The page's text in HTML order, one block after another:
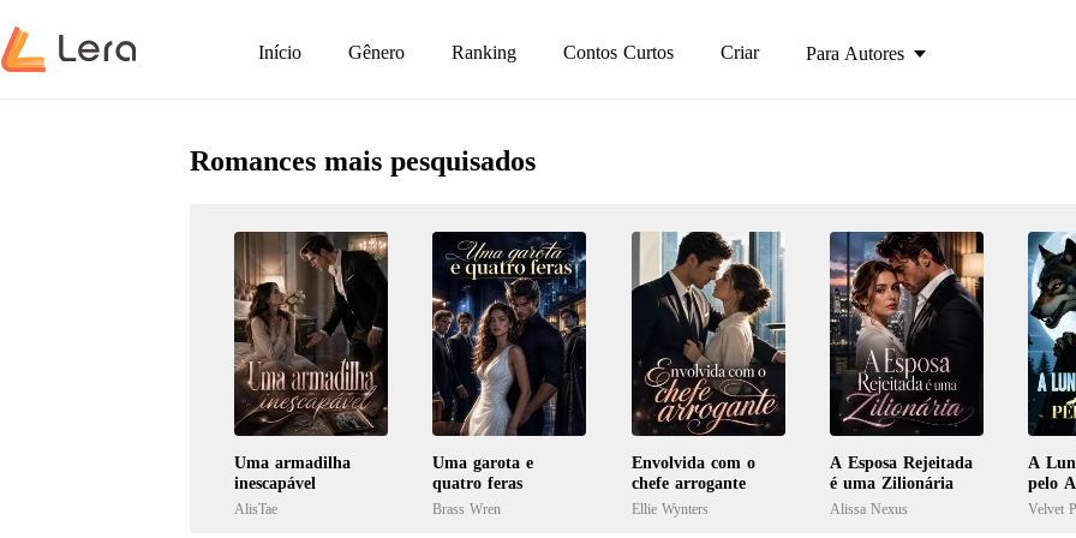
Início Gênero Ranking Contos Curtos Criar Para Autores
Romances mais pesquisados
Uma armadilha
inescapável
AlisTae
Uma garota e
quatro feras
Brass Wren
Envolvida com o
chefe arrogante
Ellie Wynters
A Esposa Rejeitada
é uma Zilionária
Alissa Nexus
A
pelo
Velvet